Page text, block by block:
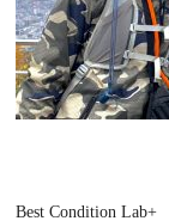
Best Condition Lab+